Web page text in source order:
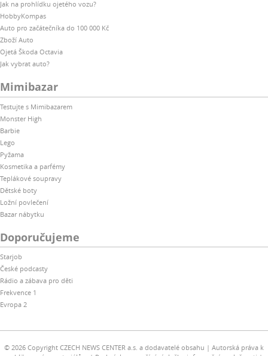
Jak na prohlídku ojetého vozu?
HobbyKompas
Auto pro začátečníka do 100 000 Kč
Zboží Auto
Ojetá Škoda Octavia
Jak vybrat auto?
Mimibazar
Testujte s Mimibazarem
Monster High
Barbie
Lego
Pyžama
Kosmetika a parfémy
Teplákové soupravy
Dětské boty
Ložní povlečení
Bazar nábytku
Doporučujeme
Starjob
České podcasty
Rádio a zábava pro děti
Frekvence 1
Evropa 2
© 2026 Copyright CZECH NEWS CENTER a.s. a dodavatelé obsahu
Autorská práva k